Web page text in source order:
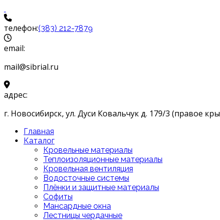
телефон:(383) 212-7879
email:
mail@sibrial.ru
адрес:
г. Новосибирск, ул. Дуси Ковальчук д. 179/3 (правое
Главная
Каталог
Кровельные материалы
Теплоизоляционные материалы
Кровельная вентиляция
Водосточные системы
Плёнки и защитные материалы
Софиты
Мансардные окна
Лестницы чердачные